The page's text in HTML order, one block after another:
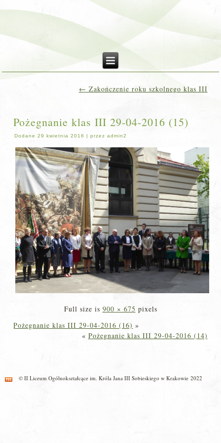
← Zakończenie roku szkolnego klas III
Pożegnanie klas III 29-04-2016 (15)
Dodane 29 kwietnia 2016 |przez admin2
Full size is 900 × 675 pixels
Pożegnanie klas III 29-04-2016 (16) »
« Pożegnanie klas III 29-04-2016 (14)
© II Liceum Ogólnokształcące im. Króla Jana III Sobieskiego w Krakowie 2022